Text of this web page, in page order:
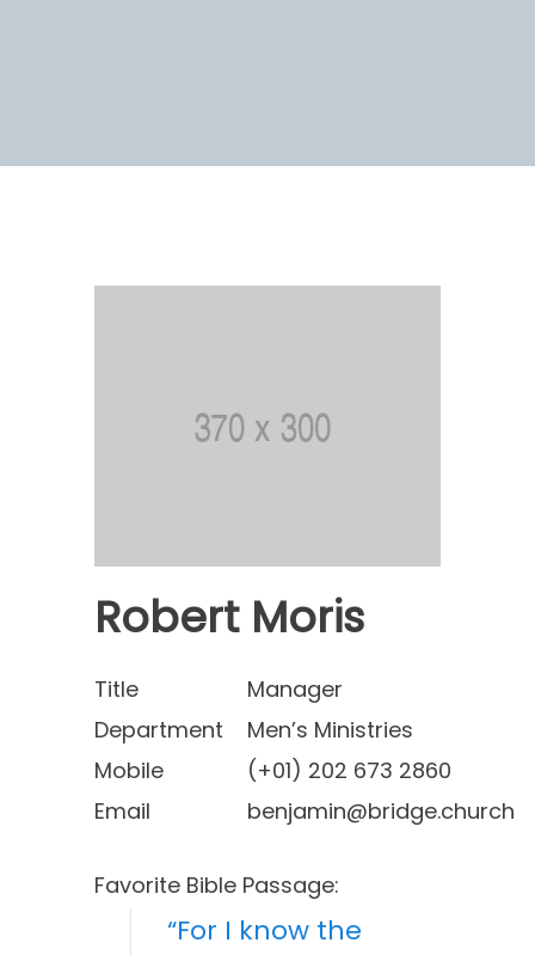
Robert Moris
Title
Department
Mobile
Email
Manager
Men’s Ministries
(+01) 202 673 2860
benjamin@bridge.church
Favorite Bible Passage:
“For I know the